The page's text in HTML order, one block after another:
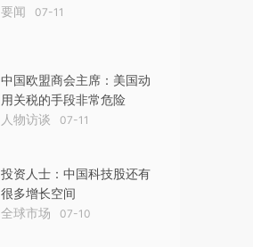
要闻 07-11
中国欧盟商会主席：美国动
用关税的手段非常危险
人物访谈 07-11
投资人士：中国科技股还有
很多增长空间
全球市场 07-10